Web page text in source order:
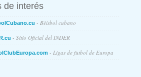
de interés
- Béisbol cubano
- Sitio Oficial del INDER
- Ligas de futbol de Europa